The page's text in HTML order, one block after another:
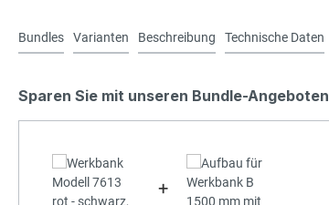
Bundles Varianten Beschreibung Technische Daten
Sparen Sie mit unseren Bundle-Angeboten
+